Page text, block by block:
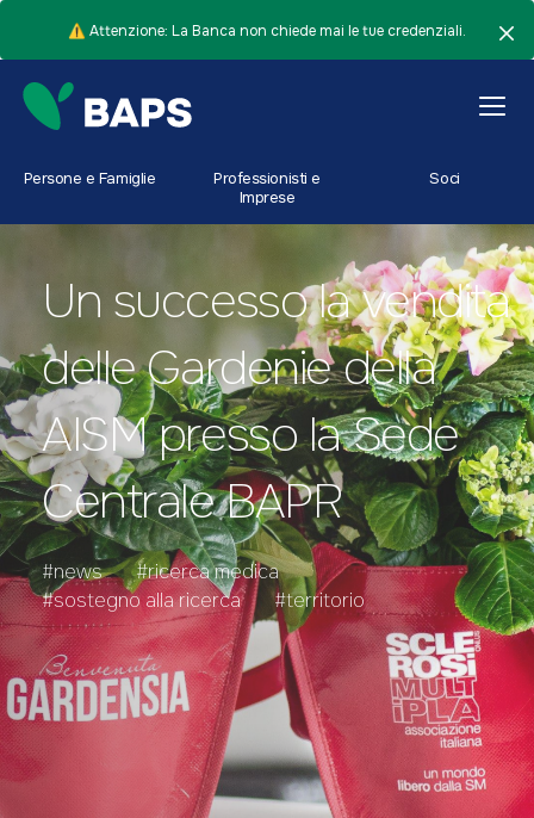
⚠️ Attenzione: La Banca non chiede mai le tue credenziali.
Persone e Famiglie
Professionisti e
Imprese
Soci
Un successo la vendita
delle Gardenie della
AISM presso la Sede
Centrale BAPR
#news
#ricerca medica
#sostegno alla ricerca
#territorio